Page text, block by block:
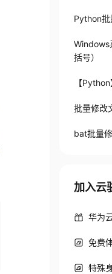
Python批
Windows
括号）
【
批量修改
bat批量
加入云
华为
免费
特殊